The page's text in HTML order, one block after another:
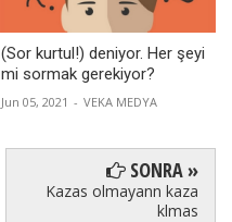
(Sor kurtul!) deniyor. Her şeyi
mi sormak gerekiyor?
Jun 05, 2021 - VEKA MEDYA
SONRA »
Kazas olmayann kaza
klmas